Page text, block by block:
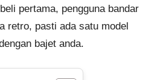
pertama, pengguna bandar
retro, pasti ada satu model
bajet anda.